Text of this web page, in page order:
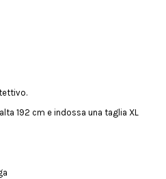
192 cm e indossa una taglia XL